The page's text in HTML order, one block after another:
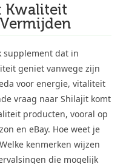
Kwaliteit
supplement dat in
geniet vanwege zijn
voor energie, vitaliteit
vraag naar Shilajit komt
producten, vooral op
en eBay. Hoe weet je
kenmerken wijzen
die mogelijk